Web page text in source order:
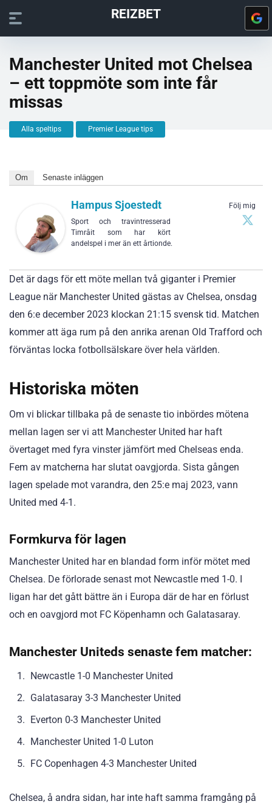
REIZBET
Manchester United mot Chelsea
– ett toppmöte som inte får
missas
Alla speltips Premier League tips
Om Senaste inläggen
Följ mig
Hampus Sjoestedt
Sport och travintresserad
Timråit som har kört
andelspel i mer än ett årtionde.
Det är dags för ett möte mellan två giganter i Premier
League när Manchester United gästas av Chelsea, onsdag
den 6:e december 2023 klockan 21:15 svensk tid. Matchen
kommer att äga rum på den anrika arenan Old Trafford och
förväntas locka fotbollsälskare över hela världen.
Historiska möten
Om vi blickar tillbaka på de senaste tio inbördes mötena
mellan lagen ser vi att Manchester United har haft
övertaget med fyra vinster jämfört med Chelseas enda.
Fem av matcherna har slutat oavgjorda. Sista gången
lagen spelade mot varandra, den 25:e maj 2023, vann
United med 4-1.
Formkurva för lagen
Manchester United har en blandad form inför mötet med
Chelsea. De förlorade senast mot Newcastle med 1-0. I
ligan har det gått bättre än i Europa där de har en förlust
och en oavgjord mot FC Köpenhamn och Galatasaray.
Manchester Uniteds senaste fem matcher:
Newcastle 1-0 Manchester United
Galatasaray 3-3 Manchester United
Everton 0-3 Manchester United
Manchester United 1-0 Luton
FC Copenhagen 4-3 Manchester United
Chelsea, å andra sidan, har inte haft samma framgång på